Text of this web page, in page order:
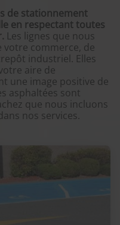
de stationnement
en respectant toutes
Les lignes que nous
votre commerce, de
industriel. Elles
aire de
une image positive de
asphaltées sont
que nous incluons
nos services.